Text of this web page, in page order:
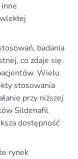
badania
co zdaje się
Wielu
stosowania
przy niższej
Sildenafil
dostępność
rynek